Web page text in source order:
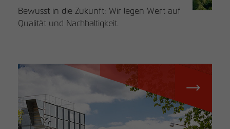
Bewusst in die Zukunft: Wir legen Wert auf
Qualität und Nachhaltigkeit.